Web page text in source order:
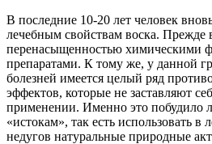
В последние 10-20 лет человек
лечебным свойствам воска. Прежде
перенасыщенностью химическими
препаратами. К тому же, у данной
болезней имеется целый ряд
эффектов, которые не заставляют
применении. Именно это побудило
«истокам», так есть использовать в
недугов натуральные природные